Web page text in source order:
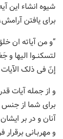
شیوه انشاء این
برای یافتن
“و من آیاته ان
لتسکنــوا الیها
إنّ فی ذلک الآیات
و از جمله آیات
برای شما از جنس
آنان و در بر
و مهربـانی برقرار